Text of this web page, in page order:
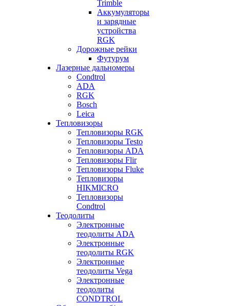
Trimble
Аккумуляторы
и зарядные
устройства
RGK
Дорожные рейки
Футурум
Лазерные дальномеры
Condtrol
ADA
RGK
Bosch
Leica
Тепловизоры
Тепловизоры RGK
Тепловизоры Testo
Тепловизоры ADA
Тепловизоры Flir
Тепловизоры Fluke
Тепловизоры
HIKMICRO
Тепловизоры
Condtrol
Теодолиты
Электронные
теодолиты ADA
Электронные
теодолиты RGK
Электронные
теодолиты Vega
Электронные
теодолиты
CONDTROL